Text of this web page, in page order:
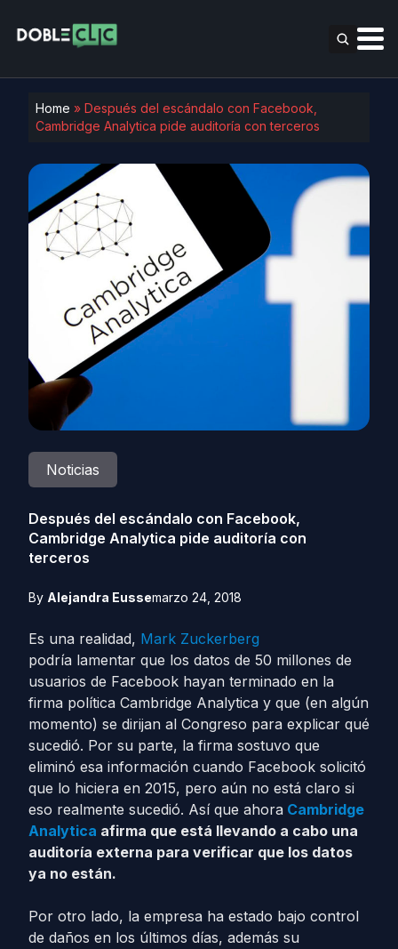
Home » Después del escándalo con Facebook,
Cambridge Analytica pide auditoría con terceros
Noticias
Después del escándalo con Facebook,
Cambridge Analytica pide auditoría con
terceros
By Alejandra Eussemarzo 24, 2018
Es una realidad, Mark Zuckerberg
podría lamentar que los datos de 50 millones de
usuarios de Facebook hayan terminado en la
firma política Cambridge Analytica y que (en algún
momento) se dirijan al Congreso para explicar qué
sucedió. Por su parte, la firma sostuvo que
eliminó esa información cuando Facebook solicitó
que lo hiciera en 2015, pero aún no está claro si
eso realmente sucedió. Así que ahora Cambridge
Analytica afirma que está llevando a cabo una
auditoría externa para verificar que los datos
ya no están.
Por otro lado, la empresa ha estado bajo control
de daños en los últimos días, además su